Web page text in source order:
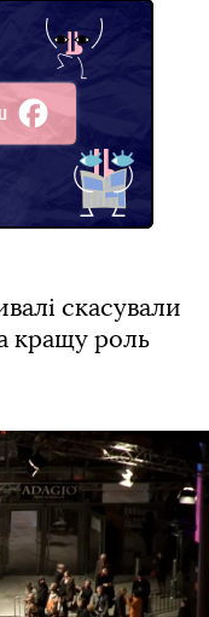
скасували
кращу роль